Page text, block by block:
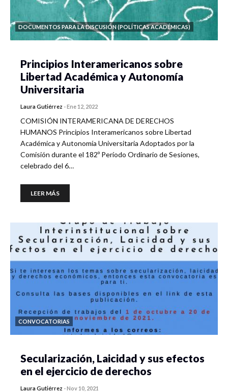
DOCUMENTOS PARA LA DISCUSIÓN (POLÍTICAS ACADÉMICAS)
Principios Interamericanos sobre
Libertad Académica y Autonomía
Universitaria
Laura Gutiérrez -Ene 12, 2022
COMISIÓN INTERAMERICANA DE DERECHOS
HUMANOS Principios Interamericanos sobre Libertad
Académica y Autonomía Universitaria Adoptados por la
Comisión durante el 182º Período Ordinario de Sesiones,
celebrado del 6…
LEER MÁS
CONVOCATORIAS
Secularización, Laicidad y sus efectos
en el ejercicio de derechos
Laura Gutiérrez -Nov 10, 2021